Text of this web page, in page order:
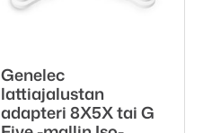
Genelec
lattiajalustan
adapteri 8X5X tai G